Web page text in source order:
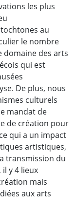
les plus
au
le nombre
domaine des arts
qui est
De plus, nous
culturels
mandat de
de création pour
qui a un impact
artistiques,
transmission du
il y 4 lieux
mais
aux arts